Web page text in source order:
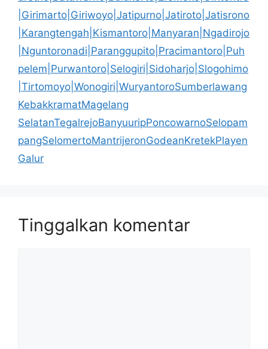
|Girimarto|Giriwoyo|Jatipurno|Jatiroto|Jatisrono
|Karangtengah|Kismantoro|Manyaran|Ngadirojo
|Nguntoronadi|Paranggupito|Pracimantoro|Puh
pelem|Purwantoro|Selogiri|Sidoharjo|Slogohimo
|Tirtomoyo|Wonogiri|WuryantoroSumberlawang
KebakkramatMagelang
SelatanTegalrejoBanyuuripPoncowarnoSelopam
pangSelomertoMantrijeronGodeanKretekPlayen
Galur
Tinggalkan komentar